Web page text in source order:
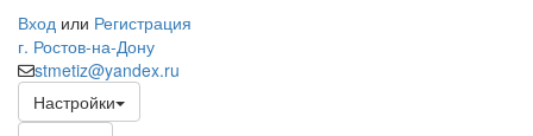
Вход или Регистрация
г. Ростов-на-Дону
stmetiz@yandex.ru
Настройки